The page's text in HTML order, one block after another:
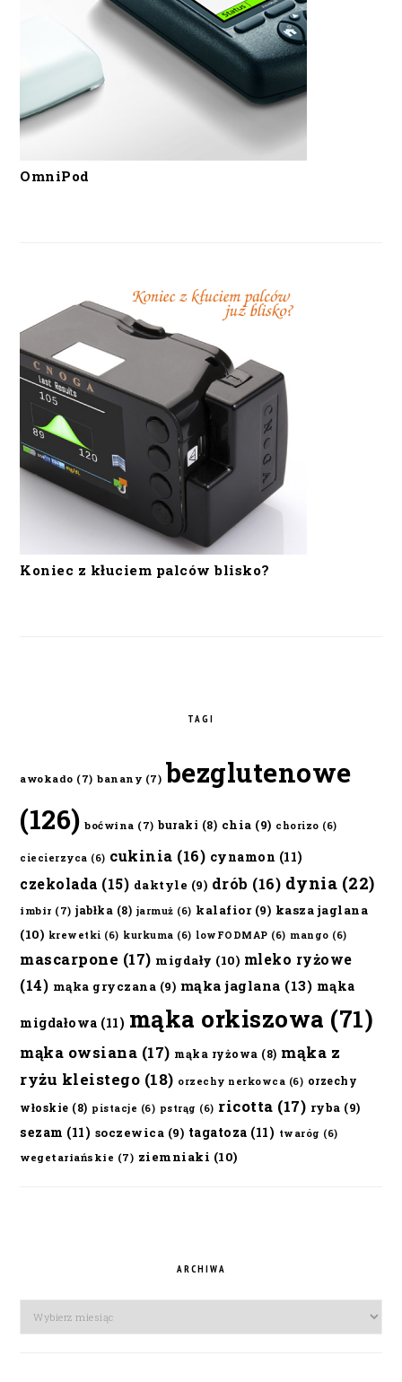
OmniPod
Koniec z kłuciem palców blisko?
TAGI
awokado (7) banany (7) bezglutenowe
(126) boćwina (7) buraki (8) chia (9) chorizo (6)
ciecierzyca (6) cukinia (16) cynamon (11)
czekolada (15) daktyle (9) drób (16) dynia (22)
imbir (7) jabłka (8) jarmuż (6) kalafior(9) kasza jaglana
(10) krewetki (6) kurkuma (6) lowFODMAP (6) mango (6)
mascarpone (17) migdały (10) mleko ryżowe
(14) mąka gryczana (9) mąka jaglana (13) mąka
migdałowa (11) mąka orkiszowa (71)
mąka owsiana (17) mąka ryżowa (8) mąka z
ryżu kleistego (18) orzechy nerkowca (6) orzechy
włoskie (8) pistacje (6) pstrąg (6) ricotta (17) ryba (9)
sezam (11) soczewica (9) tagatoza (11) twaróg (6)
wegetariańskie (7) ziemniaki (10)
ARCHIWA
Archiwa